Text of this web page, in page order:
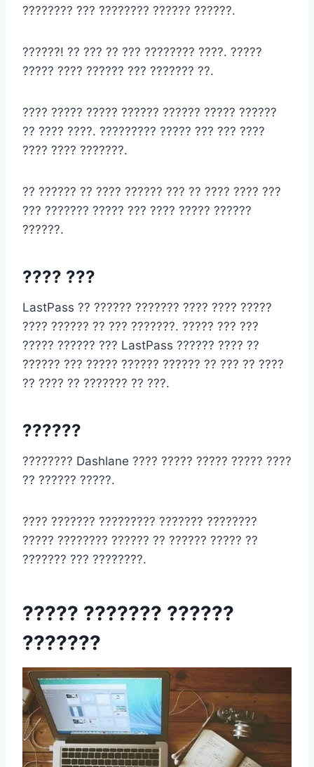
???????? ??? ???????? ?????? ??????.
??????! ?? ??? ?? ??? ???????? ????. ?????
????? ???? ?????? ??? ??????? ??.
???? ????? ????? ?????? ?????? ????? ??????
?? ???? ????. ????????? ????? ??? ??? ????
???? ???? ???????.
?? ?????? ?? ???? ?????? ??? ?? ???? ???? ???
??? ??????? ????? ??? ???? ????? ??????
??????.
???? ???
LastPass ?? ?????? ??????? ???? ???? ?????
???? ?????? ?? ??? ???????. ????? ??? ???
????? ?????? ??? LastPass ?????? ???? ??
?????? ??? ????? ?????? ?????? ?? ??? ?? ????
?? ???? ?? ??????? ?? ???.
??????
???????? Dashlane ???? ????? ????? ????? ????
?? ?????? ?????.
???? ??????? ????????? ??????? ????????
????? ???????? ?????? ?? ?????? ????? ??
??????? ??? ????????.
????? ??????? ??????
???????